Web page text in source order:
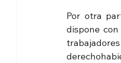
Por otra
dispone